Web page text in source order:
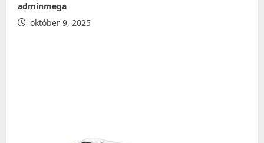
adminmega
október 9, 2025